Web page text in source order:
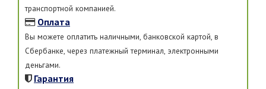
транспортной компанией.
Оплата
Вы можете оплатить наличными, банковской картой, в
Сбербанке, через платежный терминал, электронными
деньгами.
Гарантия